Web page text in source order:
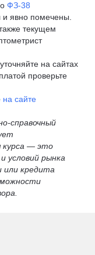
ФЗ-38
и явно помечены.
текущем
на сайтах
проверьте
на сайте
справочный
курса — это
условий рынка
или кредита